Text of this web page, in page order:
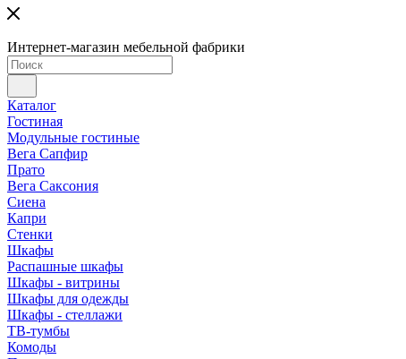
Интернет-магазин мебельной фабрики
Каталог
Гостиная
Модульные гостиные
Вега Сапфир
Прато
Вега Саксония
Сиена
Капри
Стенки
Шкафы
Распашные шкафы
Шкафы - витрины
Шкафы для одежды
Шкафы - стеллажи
ТВ-тумбы
Комоды